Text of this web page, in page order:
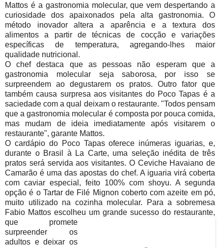
Mattos é a gastronomia molecular, que vem despertando a
curiosidade dos apaixonados pela alta gastronomia. O
método inovador altera a aparência e a textura dos
alimentos a partir de técnicas de cocção e variações
específicas de temperatura, agregando-lhes maior
qualidade nutricional.
O chef destaca que as pessoas não esperam que a
gastronomia molecular seja saborosa, por isso se
surpreendem ao degustarem os pratos. Outro fator que
também causa surpresa aos visitantes do Poco Tapas é a
saciedade com a qual deixam o restaurante. "Todos pensam
que a gastronomia molecular é composta por pouca comida,
mas mudam de ideia imediatamente após visitarem o
restaurante", garante Mattos.
O cardápio do Poco Tapas oferece inúmeras iguarias, e,
durante o Brasil à La Carte, uma seleção inédita de três
pratos será servida aos visitantes. O Ceviche Havaiano de
Camarão é uma das apostas do chef. A iguaria virá coberta
com caviar especial, feito 100% com shoyu. A segunda
opção é o Tartar de Filé Mignon coberto com azeite em pó,
muito utilizado na cozinha molecular. Para a sobremesa
Fabio Mattos escolheu um grande sucesso do restaurante,
que promete
surpreender os
adultos e deixar os